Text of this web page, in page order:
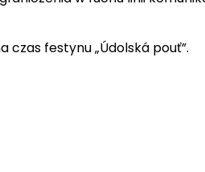
czas festynu „Údolská pouť”.